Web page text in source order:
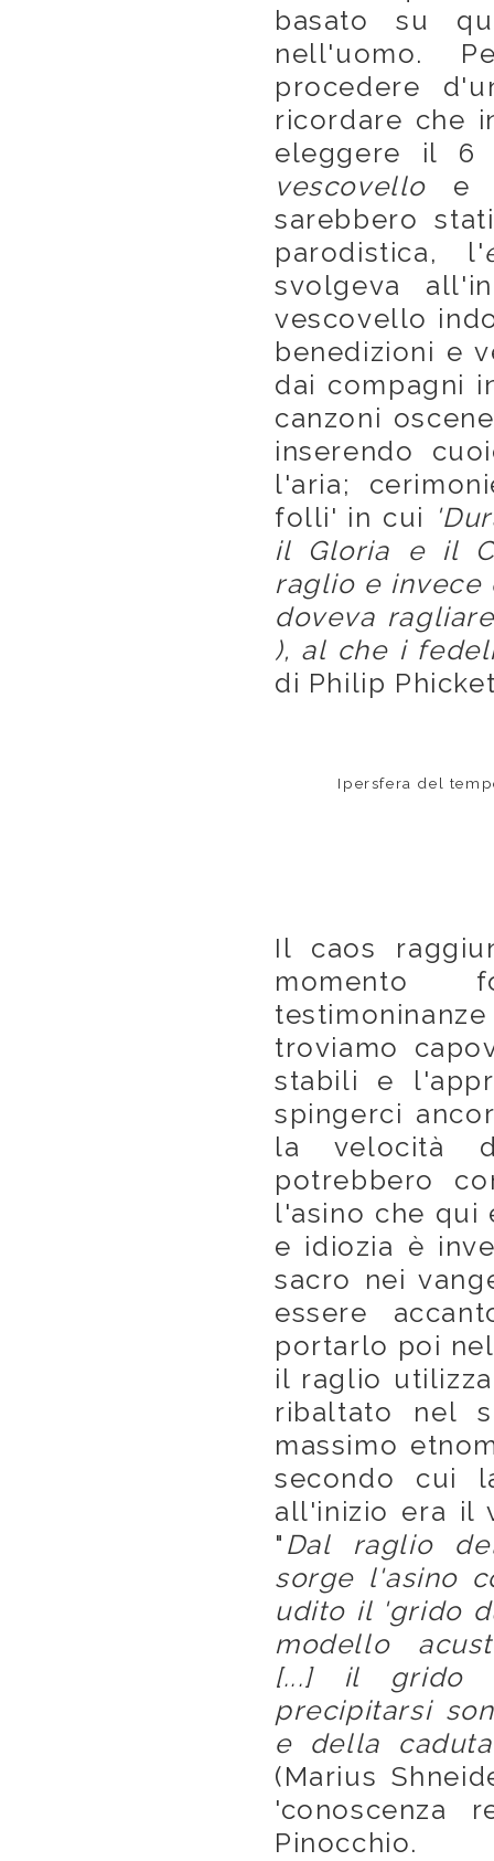
basato su
nell'uomo.
procedere
ricordare che
eleggere il 6
vescovelloe i
sarebbero
parodistica, l'
svolgeva
vescovello
benedizioni e
dai compagni
canzoni
inserendo
l'aria;
folli' in cui
il Gloria e il
raglio e invece
doveva
), al che i
di Philip
Ipersfera del
Il caos
momento
troviamo
stabili e
spingerci
la velocità
potrebbero
l'asino che qui
e idiozia è
sacro nei
essere
portarlo poi
il raglio
ribaltato nel
massimo
secondo cui
all'inizio era il
" Dal raglio
sorge l'asino
udito il 'grido
modello
[...] il grido
precipitarsi
e della
(Marius
'conoscenza
Pinocchio.